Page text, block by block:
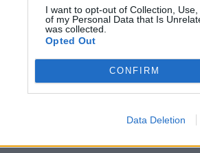
I want to opt-out of Collection,
of my Personal Data that Is
was collected.
Opted Out
CONFIRM
Data Deletion
Myke Tyson: Shpenzova 500 milionë
dollarë me femrat, fëmijët nuk do të